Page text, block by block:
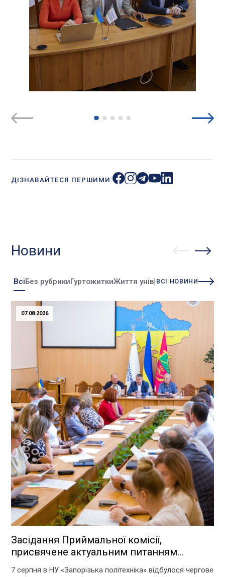
ДІЗНАВАЙТЕСЯ ПЕРШИМИ:
Новини
ВсіБез рубрикиГуртожиткиЖиття університетуЗміни
ВСІ НОВИНИ
07.08.2026
Засідання Приймальної комісії,
присвячене актуальним питанням
перебігу вступної кампанії 2026 року
7 серпня в НУ «Запорізька політехніка» відбулося чергове